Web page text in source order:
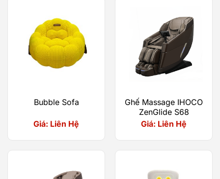
ZenGlide S94 được trang bị động cơ massage
nâng hạ bi lăn thế hệ mới cùng 9 kỹ thuật
massage chuyên nghiệp, mô phỏng chân thực
thao tác của các kỹ thuật viên massage.
linh hoạt, tiếp cận chính xác từng nhóm cơ và
huyệt đạo trên cơ thể. Từ những động tác day,
ấn, nhào cho đến vỗ và kết hợp đa kỹ thuật, mọi
chuyển động đều được tối ưu nhằm mang lại cảm
giác thư giãn tự nhiên, dễ chịu và chuyên sâu
Bubble Sofa
Giá: Liên Hệ
Ghế Massage IHOCO
ZenGlide S68
Giá: Liên Hệ